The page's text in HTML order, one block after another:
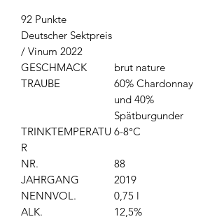
92 Punkte
Deutscher Sektpreis
/ Vinum 2022
GESCHMACK
brut nature
TRAUBE
60% Chardonnay
und 40%
Spätburgunder
TRINKTEMPERATU
R
6-8°C
NR.
88
JAHRGANG
2019
NENNVOL.
0,75 l
ALK.
12,5%